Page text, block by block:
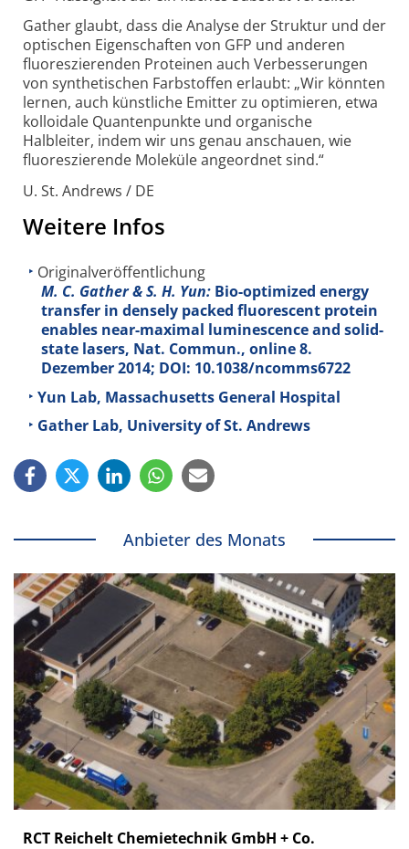
Gather glaubt, dass die Analyse der Struktur und der
optischen Eigenschaften von GFP und anderen
fluoreszierenden Proteinen auch Verbesserungen
von synthetischen Farbstoffen erlaubt: „Wir könnten
lernen, auch künstliche Emitter zu optimieren, etwa
kolloidale Quantenpunkte und organische
Halbleiter, indem wir uns genau anschauen, wie
fluoreszierende Moleküle angeordnet sind.“
U. St. Andrews / DE
Weitere Infos
Originalveröffentlichung
M. C. Gather & S. H. Yun: Bio-optimized energy
transfer in densely packed fluorescent protein
enables near-maximal luminescence and solid-
state lasers, Nat. Commun., online 8.
Dezember 2014; DOI: 10.1038/ncomms6722
Yun Lab, Massachusetts General Hospital
Gather Lab, University of St. Andrews
Anbieter des Monats
RCT Reichelt Chemietechnik GmbH + Co.